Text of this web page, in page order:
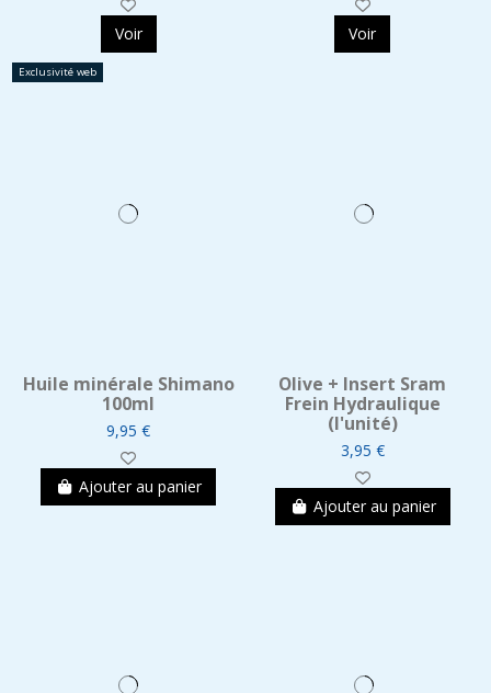
Voir Voir
Exclusivité web
Huile minérale Shimano
100ml
9,95 €
Ajouter au panier
Olive + Insert Sram
Frein Hydraulique
(l'unité)
3,95 €
Ajouter au panier